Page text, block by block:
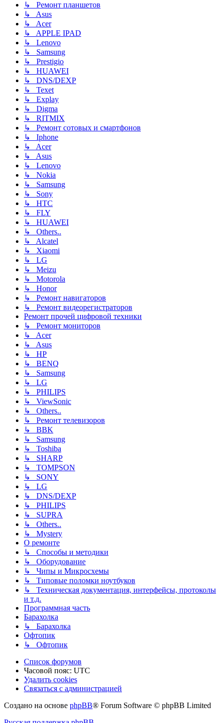
↳ Ремонт планшетов
↳ Asus
↳ Acer
↳ APPLE IPAD
↳ Lenovo
↳ Samsung
↳ Prestigio
↳ HUAWEI
↳ DNS/DEXP
↳ Texet
↳ Explay
↳ Digma
↳ RITMIX
↳ Ремонт сотовых и смартфонов
↳ Iphone
↳ Acer
↳ Asus
↳ Lenovo
↳ Nokia
↳ Samsung
↳ Sony
↳ HTC
↳ FLY
↳ HUAWEI
↳ Others..
↳ Alcatel
↳ Xiaomi
↳ LG
↳ Meizu
↳ Motorola
↳ Honor
↳ Ремонт навигаторов
↳ Ремонт видеорегистраторов
Ремонт прочей цифровой техники
↳ Ремонт мониторов
↳ Acer
↳ Asus
↳ HP
↳ BENQ
↳ Samsung
↳ LG
↳ PHILIPS
↳ ViewSonic
↳ Others..
↳ Ремонт телевизоров
↳ BBK
↳ Samsung
↳ Toshiba
↳ SHARP
↳ TOMPSON
↳ SONY
↳ LG
↳ DNS/DEXP
↳ PHILIPS
↳ SUPRA
↳ Others..
↳ Mystery
О ремонте
↳ Способы и методики
↳ Оборудование
↳ Чипы и Микросхемы
↳ Типовые поломки ноутбуков
↳ Техническая документация, интерфейсы, протоколы
и т.д.
Программная часть
Барахолка
↳ Барахолка
Офтопик
↳ Офтопик
Список форумов
Часовой пояс: UTC
Удалить cookies
Связаться
администрацией
Связаться с администрацией
Создано на основе phpBB® Forum Software © phpBB Limited